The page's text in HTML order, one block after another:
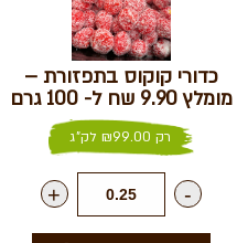
כדורי קוקוס בתפזורת –
מומלץ 9.90 שח ל- 100 גרם
רק ₪99.00 לק"ג
-
+